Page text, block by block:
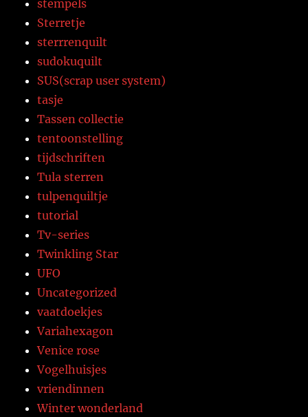
stempels
Sterretje
sterrrenquilt
sudokuquilt
SUS(scrap user system)
tasje
Tassen collectie
tentoonstelling
tijdschriften
Tula sterren
tulpenquiltje
tutorial
Tv-series
Twinkling Star
UFO
Uncategorized
vaatdoekjes
Variahexagon
Venice rose
Vogelhuisjes
vriendinnen
Winter wonderland